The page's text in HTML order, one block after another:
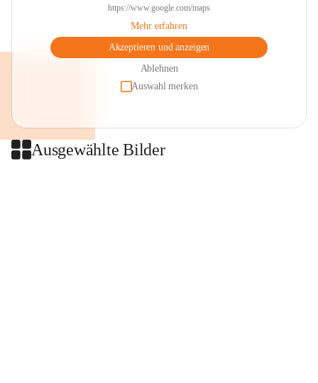
https://www.google.com/maps
Mehr erfahren
Akzeptieren und anzeigen
Ablehnen
Auswahl merken
Ausgewählte Bilder